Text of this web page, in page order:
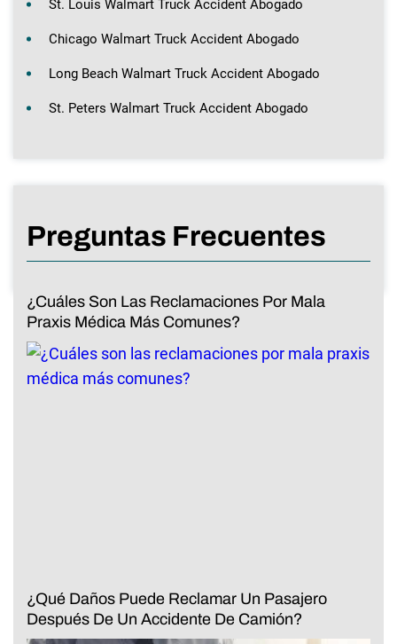
St. Louis Walmart Truck Accident Abogado
Chicago Walmart Truck Accident Abogado
Long Beach Walmart Truck Accident Abogado
St. Peters Walmart Truck Accident Abogado
Preguntas Frecuentes
¿Cuáles Son Las Reclamaciones Por Mala
Praxis Médica Más Comunes?
¿Qué Daños Puede Reclamar Un Pasajero
Después De Un Accidente De Camión?